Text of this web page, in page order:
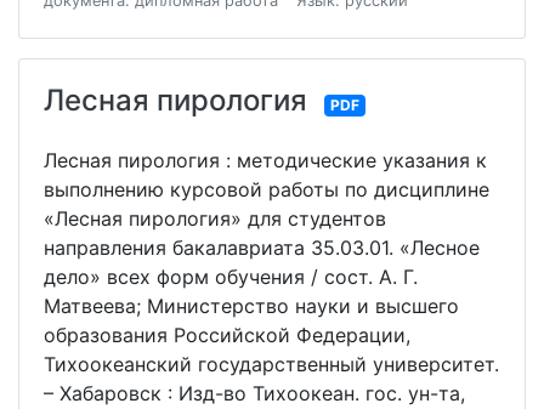
Лесная пирология PDF
Лесная пирология : методические указания к
выполнению курсовой работы по дисциплине
«Лесная пирология» для студентов
направления бакалавриата 35.03.01. «Лесное
дело» всех форм обучения / сост. А. Г.
Матвеева; Министерство науки и высшего
образования Российской Федерации,
Тихоокеанский государственный университет.
– Хабаровск : Изд-во Тихоокеан. гос. ун-та,